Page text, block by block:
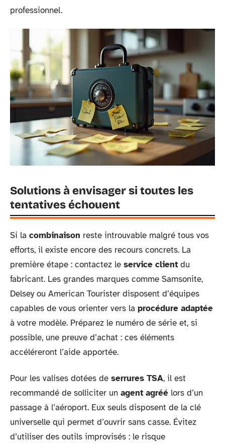
professionnel.
Solutions à envisager si toutes les
tentatives échouent
Si la combinaison reste introuvable malgré tous vos
efforts, il existe encore des recours concrets. La
première étape : contactez le service client du
fabricant. Les grandes marques comme Samsonite,
Delsey ou American Tourister disposent d’équipes
capables de vous orienter vers la procédure adaptée
à votre modèle. Préparez le numéro de série et, si
possible, une preuve d’achat : ces éléments
accéléreront l’aide apportée.
Pour les valises dotées de serrures TSA, il est
recommandé de solliciter un agent agréé lors d’un
passage à l’aéroport. Eux seuls disposent de la clé
universelle qui permet d’ouvrir sans casse. Évitez
d’utiliser des outils improvisés : le risque